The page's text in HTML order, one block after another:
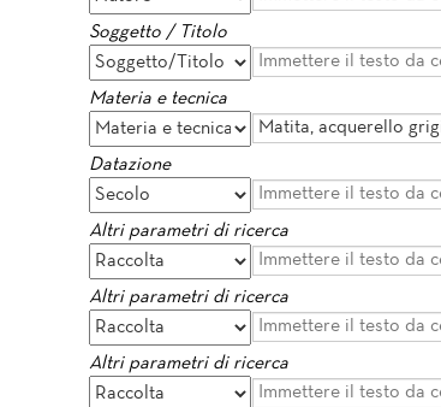
Soggetto / Titolo
Materia e tecnica
Datazione
Altri parametri di ricerca
Altri parametri di ricerca
Altri parametri di ricerca